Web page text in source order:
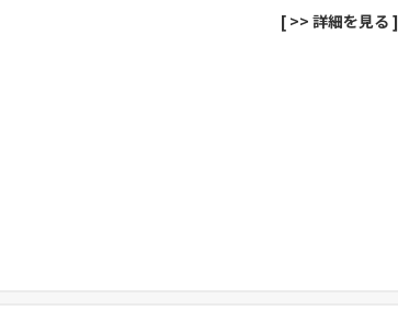
[ >> 詳細を見る ]